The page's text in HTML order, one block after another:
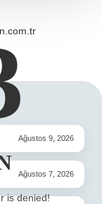
Ağustos 9, 2026
Ağustos 7, 2026
is denied!